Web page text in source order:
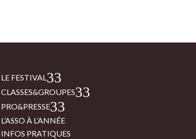
LE FESTIVAL 3
CLASSES&GROUPES 3
PRO&PRESSE 3
L’ASSO À L’ANNÉE
INFOS PRATIQUES